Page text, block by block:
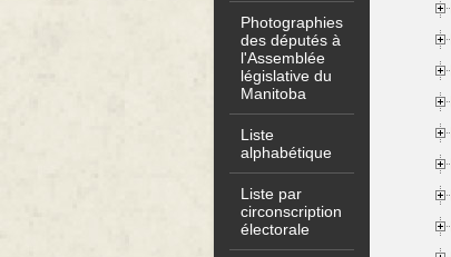
Photographies
des députés à
l'Assemblée
législative du
Manitoba
Liste
alphabétique
Liste par
circonscription
électorale